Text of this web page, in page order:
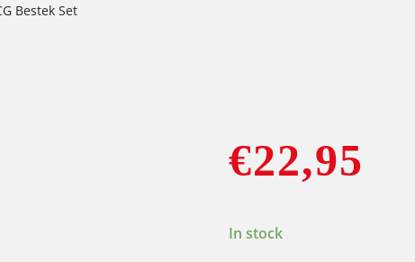
Bestek Set
€22,95
In stock